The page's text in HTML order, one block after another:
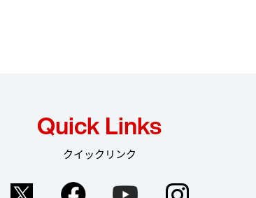
Quick Links
クイックリンク
Twitter FacebookYouTube